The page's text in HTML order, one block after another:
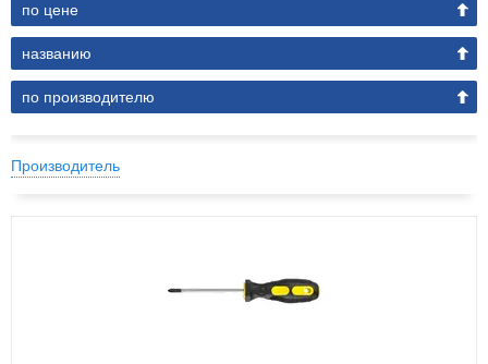
по цене
названию
по производителю
Производитель